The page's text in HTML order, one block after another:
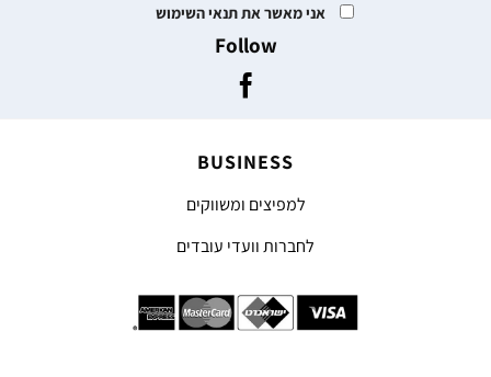
אני מאשר את תנאי השימוש
Follow
BUSINESS
למפיצים ומשווקים
לחברות וועדי עובדים